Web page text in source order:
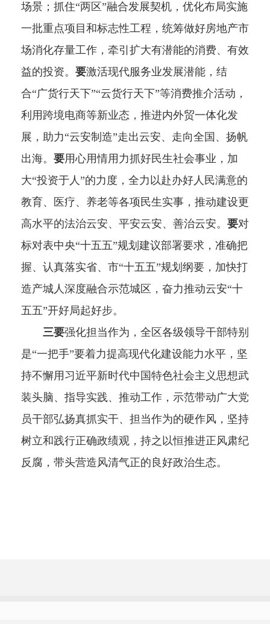
场景；抓住“两区”融合发展契机，优化布局实施
一批重点项目和标志性工程，统筹做好房地产市
场消化存量工作，牵引扩大有潜能的消费、有效
益的投资。 要激活现代服务业发展潜能，结
合“广货行天下”“云货行天下”等消费推介活动，
利用跨境电商等新业态，推进内外贸一体化发
展，助力“云安制造”走出云安、走向全国、扬帆
出海。 要用心用情用力抓好民生社会事业，加
大“投资于人”的力度，全力以赴办好人民满意的
教育、医疗、养老等各项民生实事，推动建设更
高水平的法治云安、平安云安、善治云安。 要对
标对表中央“十五五”规划建议部署要求，准确把
握、认真落实省、市“十五五”规划纲要，加快打
造产城人深度融合示范城区，奋力推动云安“十
五五”开好局起好步。
三要强化担当作为，全区各级领导干部特别
是“一把手”要着力提高现代化建设能力水平，坚
持不懈用习近平新时代中国特色社会主义思想武
装头脑、指导实践、推动工作，示范带动广大党
员干部弘扬真抓实干、担当作为的硬作风，坚持
树立和践行正确政绩观，持之以恒推进正风肃纪
反腐，带头营造风清气正的良好政治生态。